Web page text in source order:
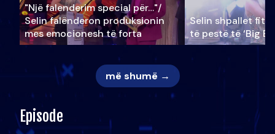
"Një falenderim special për…"/
Selin falënderon produksionin
mes emocionesh të forta
Selin shpallet
të pestë të ‘Big
më shumë →
Episode